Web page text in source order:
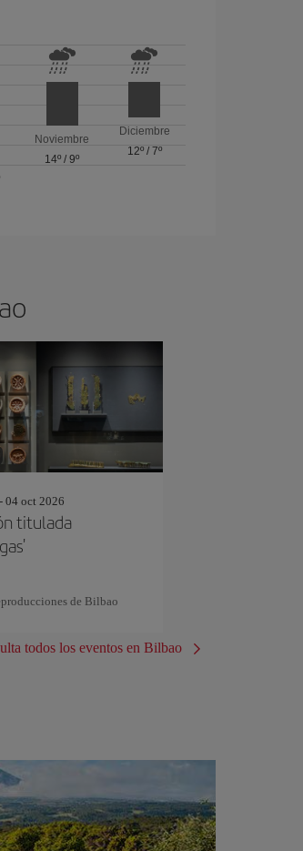
Noviembre
14º /9º
Diciembre
12º/ 7º
04 oct 2026
titulada
de Bilbao
todos los eventos en Bilbao